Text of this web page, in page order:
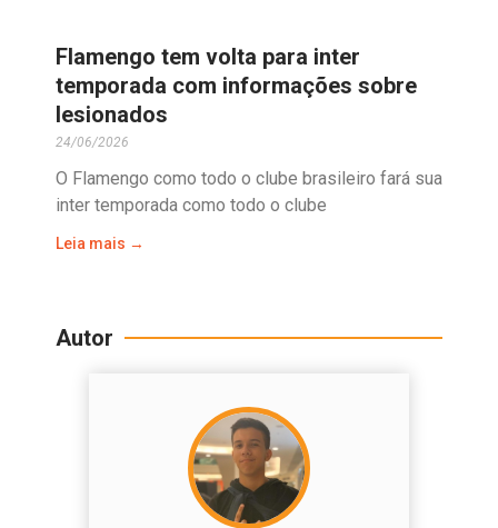
Flamengo tem volta para inter
temporada com informações sobre
lesionados
24/06/2026
O Flamengo como todo o clube brasileiro fará sua
inter temporada como todo o clube
Leia mais →
Autor